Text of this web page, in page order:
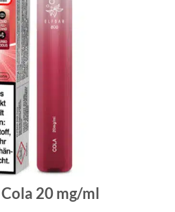
20 mg/ml